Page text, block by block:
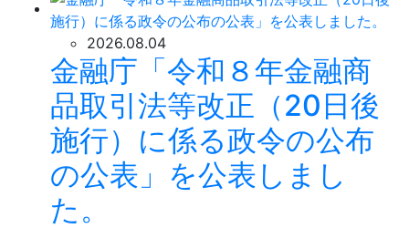
2026.08.04
金融庁「令和８年金融商
品取引法等改正（20日後
施行）に係る政令の公布
の公表」を公表しまし
た。